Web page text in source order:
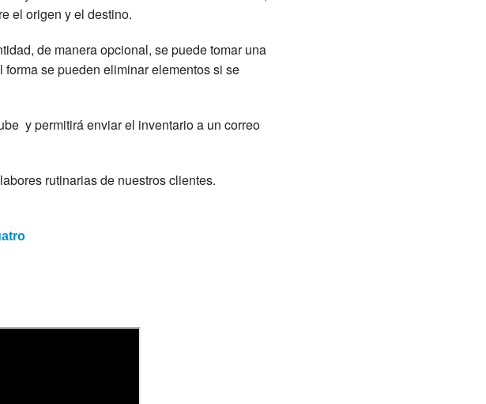
el origen y el destino.
de manera opcional, se puede tomar una
se pueden eliminar elementos si se
y permitirá enviar el inventario a un correo
rutinarias de nuestros clientes.